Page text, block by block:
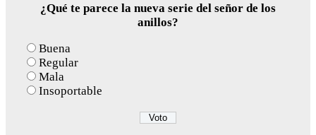
¿Qué te parece la nueva serie del señor de los
anillos?
Buena
Regular
Mala
Insoportable